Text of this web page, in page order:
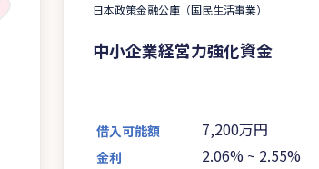
日本政策金融公庫（国民生活事業）
中小企業経営力強化資金
借入可能額 7,200万円
金利 2.06% ~ 2.55%